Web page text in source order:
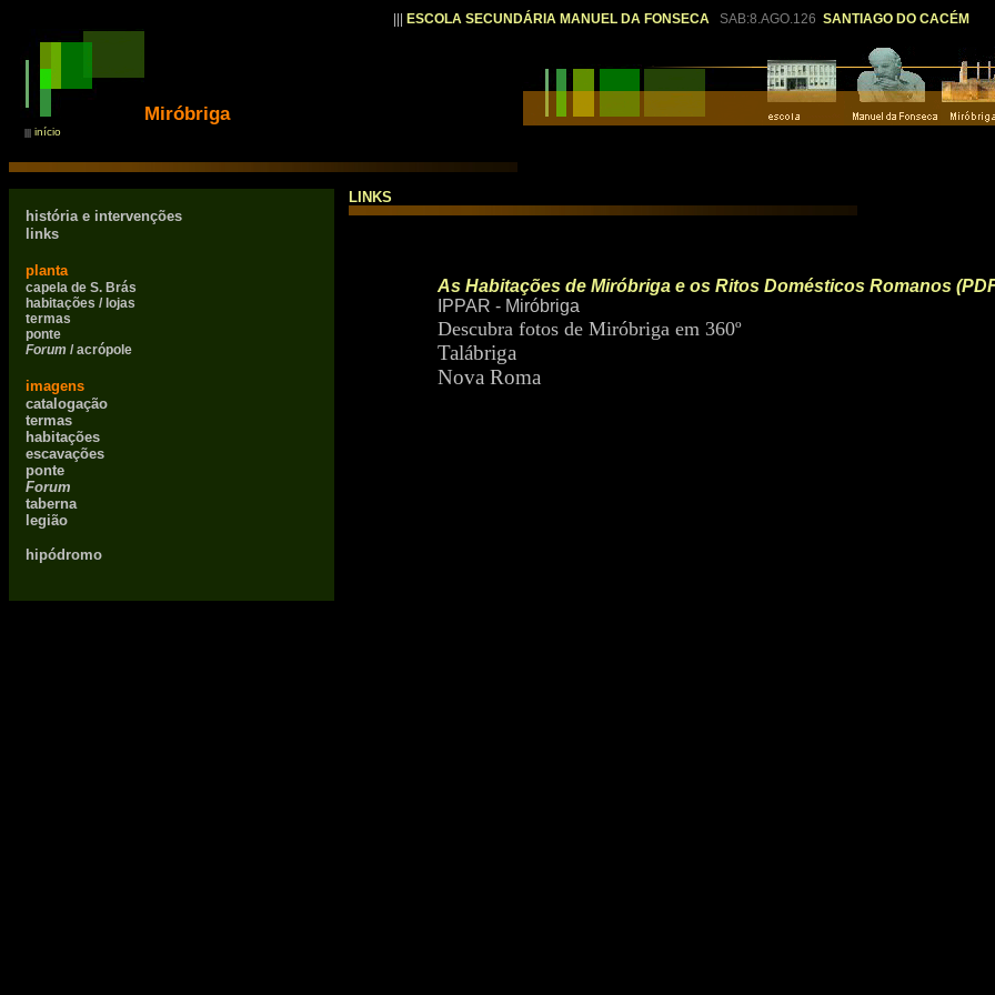
ESCOLA SECUNDÁRIA MANUEL DA FONSECA SAB:8.AGO.126 SANTIAGO DO CACÉM
Miróbriga
início
história e intervenções
links
planta
capela de S. Brás
habitações / lojas
termas
ponte
Forum / acrópole
imagens
catalogação
termas
habitações
escavações
ponte
Forum
taberna
legião
hipódromo
LINKS
As Habitações de Miróbriga e os Ritos Domésticos Romanos (
IPPAR - Miróbriga
Descubra fotos de Miróbriga em 360º
Talábriga
Nova Roma